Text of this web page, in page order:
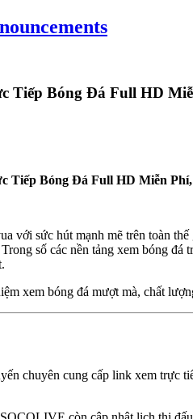
Tiếp Bóng Đá Full HD
Tiếp Bóng Đá Full HD Miễn
với sức hút mạnh mẽ trên toàn
số các nền tảng xem bóng đá
xem bóng đá mượt mà, chất
chuyên cung cấp link xem trực